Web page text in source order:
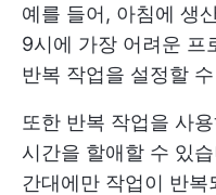
예를 들어, 아침에 생
9시에 가장 어려운 프
반복 작업을 설정할
또한 반복 작업을 사
시간을 할애할 수 있
간대에만 작업이 반